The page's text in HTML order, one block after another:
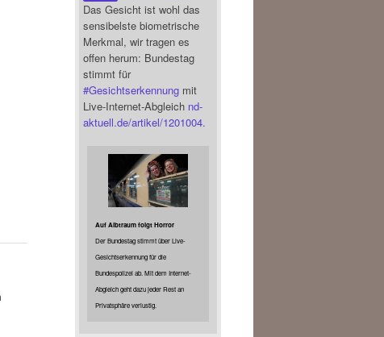
Das Gesicht ist wohl das
sensibelste biometrische
Merkmal, wir tragen es
offen herum: Bundestag
stimmt für
#Gesichtserkennung mit
Live-Internet-Abgleich nd-
aktuell.de/artikel/1201004.
Auf Albtraum folgt Horror
Der Bundestag stimmt über Live-
Gesichtserkennung für die
Bundespolizei ab. Mit dem Internet-
Abgleich geht dazu jeder Rest an
Privatsphäre verlustig.